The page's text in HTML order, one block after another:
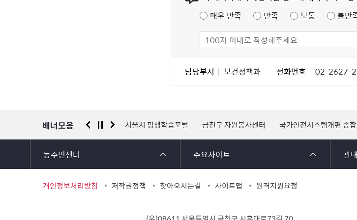
매우 만족
만족 보통 불만
담당부서 보건정책과 전화번호 02-2627-
배너모음
경찰청 유실물 통합포털 서울시 평생학습포털 금천구 자원봉사센터 국가안전시스템개편 종
동주민센터 주요사이트 관
개인정보처리방침 저작권정책 찾아오시는길 사이트맵 원격지원요청